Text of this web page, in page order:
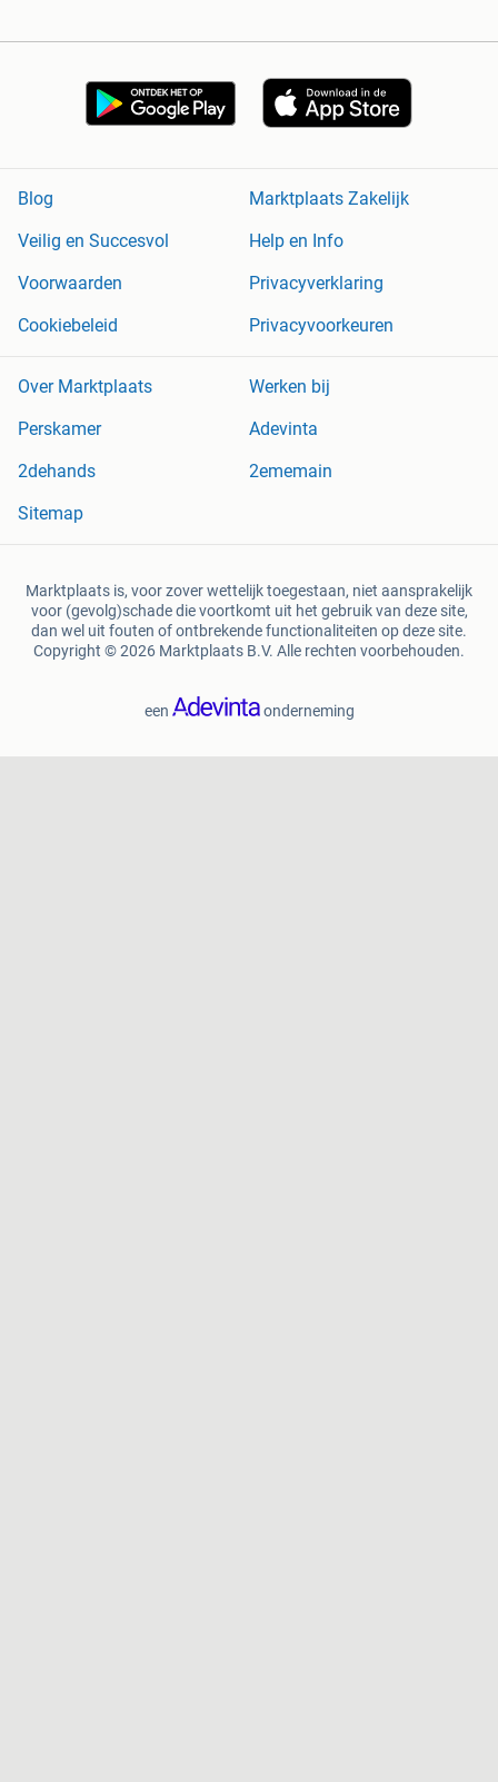
Blog
Marktplaats Zakelijk
Veilig en Succesvol
Help en Info
Voorwaarden
Privacyverklaring
Cookiebeleid
Privacyvoorkeuren
Over Marktplaats
Werken bij
Perskamer
Adevinta
2dehands
2ememain
Sitemap
Marktplaats is, voor zover wettelijk toegestaan, niet aansprakelijk
voor (gevolg)schade die voortkomt uit het gebruik van deze site,
dan wel uit fouten of ontbrekende functionaliteiten op deze site.
Copyright © 2026 Marktplaats B.V. Alle rechten voorbehouden.
een onderneming